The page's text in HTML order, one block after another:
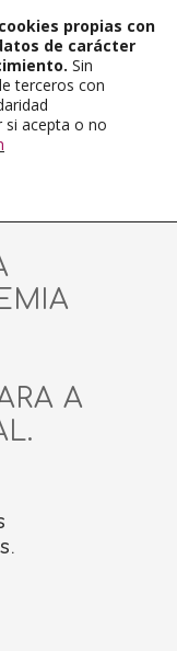
A
propias con
de carácter
Sin
terceros con
si acepta o no